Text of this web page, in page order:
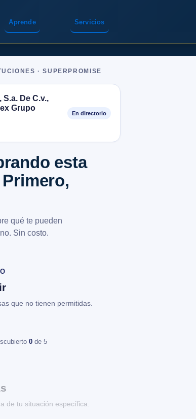
Servicios
Aprende
· SUPERPROMISE
De C.v.,
Grupo
En directorio
esta
qué te pueden
Sin costo.
que no tienen permitidas.
0 de 5
de tu situación específica.